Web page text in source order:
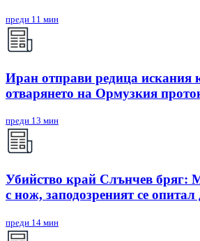
преди 11 мин
Иран отправи редица
отварянето на Ормузкия
преди 13 мин
Убийство край Слънчев
с нож, заподозреният се опитал
преди 14 мин